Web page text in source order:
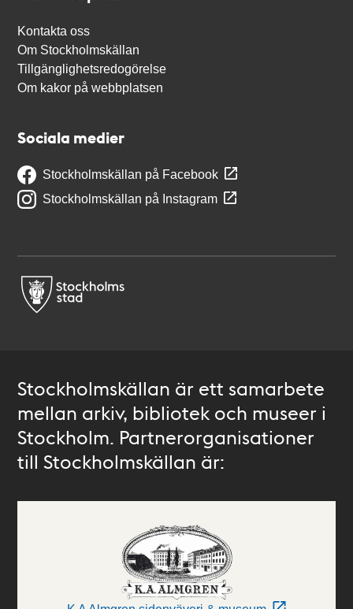
Kontakta oss
Om Stockholmskällan
Tillgänglighetsredogörelse
Om kakor på webbplatsen
Sociala medier
Stockholmskällan på Facebook
Stockholmskällan på Instagram
Stockholmskällan är ett samarbete
mellan arkiv, bibliotek och museer i
Stockholm. Partnerorganisationer
till Stockholmskällan är: